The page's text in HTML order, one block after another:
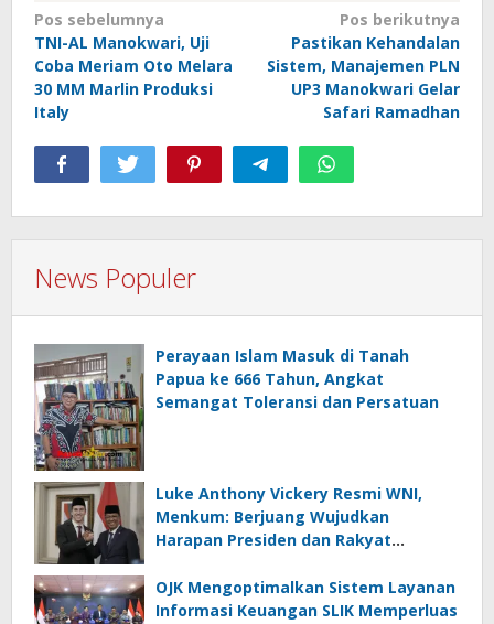
Navigasi
pos
Pos sebelumnya
TNI-AL Manokwari, Uji
Coba Meriam Oto Melara
30 MM Marlin Produksi
Italy
Pos berikutnya
Pastikan Kehandalan
Sistem, Manajemen PLN
UP3 Manokwari Gelar
Safari Ramadhan
News Populer
Perayaan Islam Masuk di Tanah
Papua ke 666 Tahun, Angkat
Semangat Toleransi dan Persatuan
Luke Anthony Vickery Resmi WNI,
Menkum: Berjuang Wujudkan
Harapan Presiden dan Rakyat
OJK Mengoptimalkan Sistem Layanan
Informasi Keuangan SLIK Memperluas